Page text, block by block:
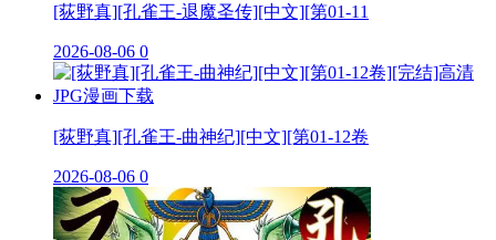
[荻野真][孔雀王-退魔圣传][中文][第01-11
2026-08-06 0
[荻野真][孔雀王-曲神纪][中文][第01-12卷
2026-08-06 0